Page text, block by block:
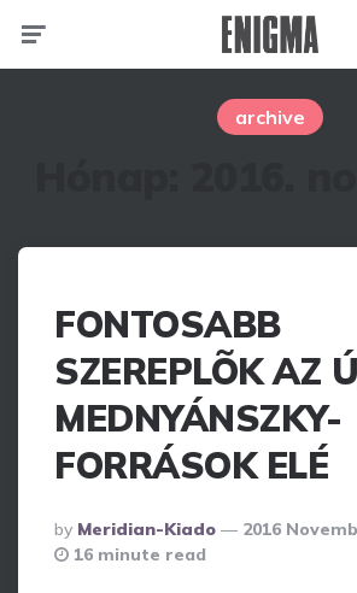
archive
FONTOSABB
SZEREPLÕK AZ
MEDNYÁNSZKY-
FORRÁSOK ELÉ
Posted
By
By Meridian-Kiado
2016
16 minute read